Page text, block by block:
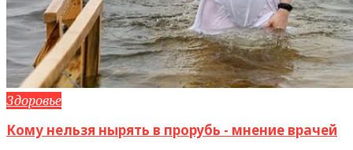
Здоровье
Кому нельзя нырять в прорубь - мнение врачей